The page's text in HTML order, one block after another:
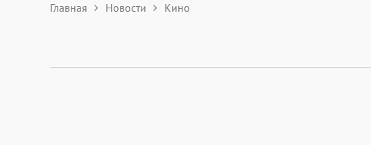
Главная Новости Кино